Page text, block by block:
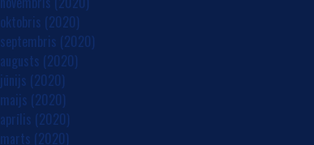
oktobris (2020)
septembris (2020)
augusts (2020)
jūnijs (2020)
maijs (2020)
aprīlis (2020)
marts (2020)